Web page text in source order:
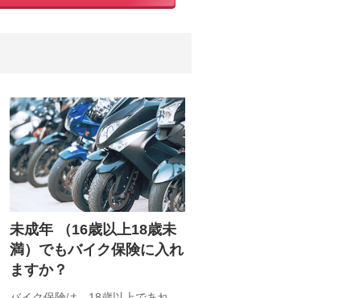
未成年 （16歳以上18歳未
満）でもバイク保険に入れ
ますか？